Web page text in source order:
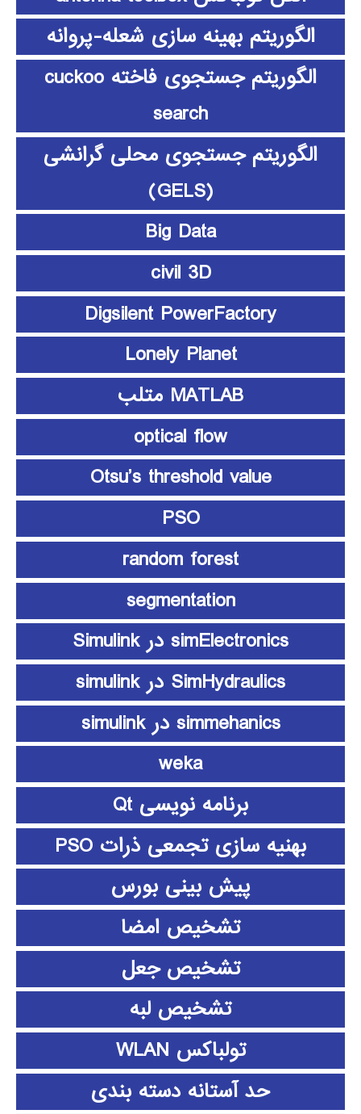
الگوریتم بهینه سازی شعله-پروانه
الگوریتم جستجوی فاخته cuckoo
search
الگوریتم جستجوی محلی گرانشی
(GELS)
Big Data
civil 3D
Digsilent PowerFactory
Lonely Planet
MATLAB متلب
optical flow
Otsu’s threshold value
PSO
random forest
segmentation
simElectronics در Simulink
SimHydraulics در simulink
simmehanics در simulink
weka
برنامه نویسی Qt
بهنیه سازی تجمعی ذرات PSO
پیش بینی بورس
تشخیص امضا
تشخیص جعل
تشخیص لبه
تولباکس WLAN
حد آستانه دسته بندی